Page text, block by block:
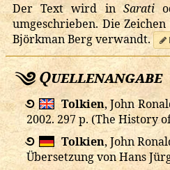
Der Text wird inSarati
umgeschrieben. Die
Björkman Berg verwandt.
Quellenangabe
࿔ Tolkien, John
2002. 297 p. (The History
࿔ Tolkien, John
Übersetzung von Hans